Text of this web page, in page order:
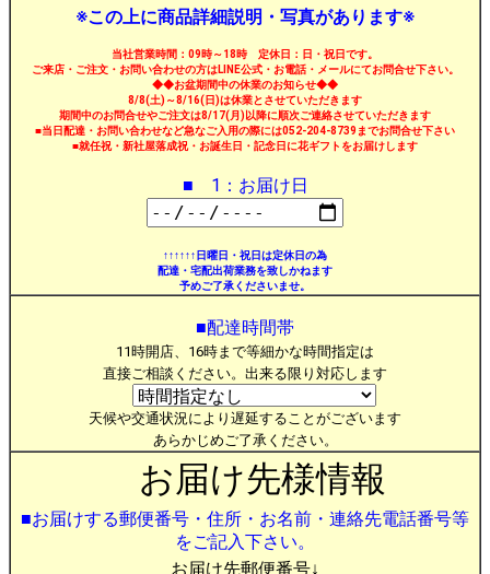
※この上に商品詳細説明・写真があります※
当社営業時間：09時～18時 定休日：日・祝日です。
ご来店・ご注文・お問い合わせの方はLINE公式・お電話・メールにてお問合せ下さい。
◆◆お盆期間中の休業のお知らせ◆◆
8/8(土)～8/16(日)は休業とさせていただきます
期間中のお問合せやご注文は8/17(月)以降に順次ご連絡させていただきます
■当日配達・お問い合わせなど急なご入用の際には052-204-8739までお問合せ下さい
■就任祝・新社屋落成祝・お誕生日・記念日に花ギフトをお届けします
■ 1：お届け日
↑↑↑↑↑↑日曜日・祝日は定休日の為
配達・宅配出荷業務を致しかねます
予めご了承くださいませ。
■配達時間帯
11時開店、16時まで等細かな時間指定は
直接ご相談ください。出来る限り対応します
天候や交通状況により遅延することがございます
あらかじめご了承ください。
お届け先様情報
■お届けする郵便番号・住所・お名前・連絡先電話番号等
をご記入下さい。
お届け先郵便番号↓